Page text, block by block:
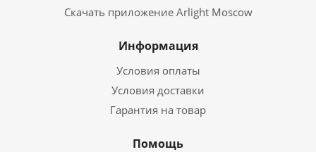
Скачать приложение Arlight Moscow
Информация
Условия оплаты
Условия доставки
Гарантия на товар
Помощь